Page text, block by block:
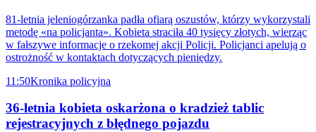
81-letnia jeleniogórzanka padła ofiarą oszustów, którzy wykorzystali
metodę «na policjanta». Kobieta straciła 40 tysięcy złotych, wierząc
w fałszywe informacje o rzekomej akcji Policji. Policjanci apelują o
ostrożność w kontaktach dotyczących pieniędzy.
11:50Kronika policyjna
36-letnia kobieta oskarżona o kradzież tablic
rejestracyjnych z błędnego pojazdu